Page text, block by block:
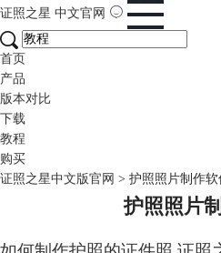
证照之星 中文官网
首页
产品
版本对比
下载
教程
购买
证照之星中文版官网 > 护照照片制作软
护照照片